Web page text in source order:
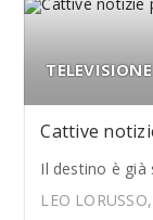
TELEVISIONE
Cattive
Il destino è già
LEO